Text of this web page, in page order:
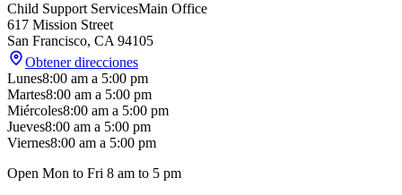
Child Support ServicesMain Office
617 Mission Street
San Francisco, CA 94105
Obtener direcciones
Lunes8:00 am a 5:00 pm
Martes8:00 am a 5:00 pm
Miércoles8:00 am a 5:00 pm
Jueves8:00 am a 5:00 pm
Viernes8:00 am a 5:00 pm
Open Mon to Fri 8 am to 5 pm